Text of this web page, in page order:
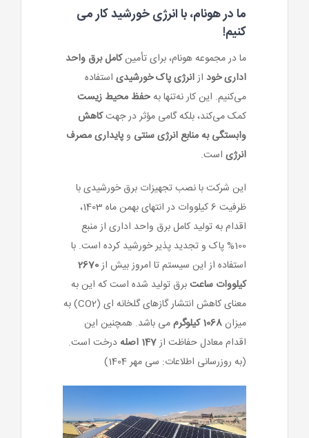
ما در هونام، با انرژی خورشید کار می
کنیم!
ما در مجموعه هونام، برای تأمینکامل برق واحد
اداری خود ازانرژی پاک خورشیدی استفاده
می‌کنیم. این کار نه‌تنها بهحفظ محیط زیست
کمک می‌کند، بلکه گامی مؤثر در جهتکاهش
وابستگی به منابع انرژی سنتی وپایداری مصرف
انرژی است.
این شرکت با نصب تجهیزات برق خورشیدی با
ظرفیت 6 کیلووات در انتهای بهمن ماه 1403،
اقدام به تولید کامل برق واحد اداری از منبع
100% پاک و تجدید پذیر خورشید کرده است. با
استفاده از این سیستم تا امروز بیش از2670
کیلووات ساعتبرق تولید شده است که این به
معنای کاهش انتشار گازهای گلخانه ای (CO2) به
میزان1068 کیلوگرم
می باشد. همچنین این
اقدام معادل حفاظت از147 اصله
درخت است.
(به روزرسانی اطلاعات: سی مهر 1404)